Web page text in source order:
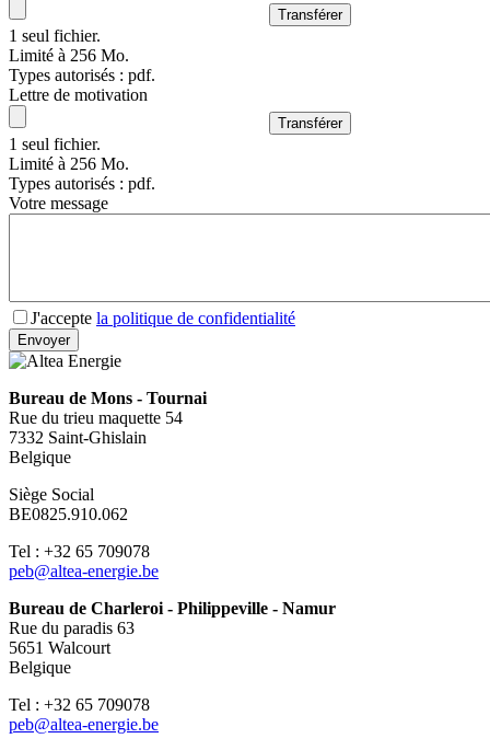
1 seul fichier.
Limité à 256 Mo.
Types autorisés : pdf.
Lettre de motivation
1 seul fichier.
Limité à 256 Mo.
Types autorisés : pdf.
Votre message
J'accepte la politique de confidentialité
Bureau de Mons - Tournai
Rue du trieu maquette 54
7332 Saint-Ghislain
Belgique
Siège Social
BE0825.910.062
Tel : +32 65 709078
peb@altea-energie.be
Bureau de Charleroi - Philippeville - Namur
Rue du paradis 63
5651 Walcourt
Belgique
Tel : +32 65 709078
peb@altea-energie.be